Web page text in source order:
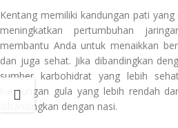
Kentang memiliki kandungan pati
meningkatkan pertumbuhan
membantu Anda untuk menaikkan
dan juga sehat. Jika dibandingkan
sumber karbohidrat yang lebih
kandungan gula yang lebih rendah
dibandingkan dengan nasi.